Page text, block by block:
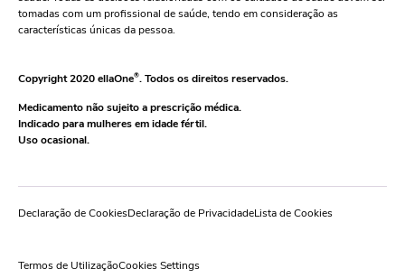
tomadas com um profissional de saúde, tendo em consideração as
características únicas da pessoa.
Copyright 2020 ellaOne®. Todos os direitos reservados.
Medicamento não sujeito a prescrição médica.
Indicado para mulheres em idade fértil.
Uso ocasional.
Declaração de CookiesDeclaração de PrivacidadeLista de Cookies
Termos de UtilizaçãoCookies Settings